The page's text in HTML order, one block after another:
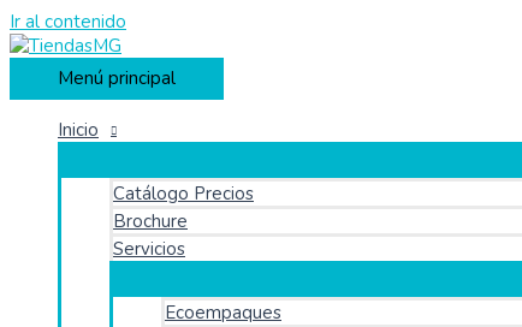
Ir al contenido
Menú principal
Inicio
Catálogo Precios
Brochure
Servicios
Ecoempaques